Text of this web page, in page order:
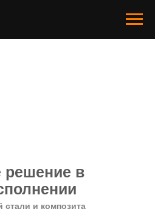
в
и композита